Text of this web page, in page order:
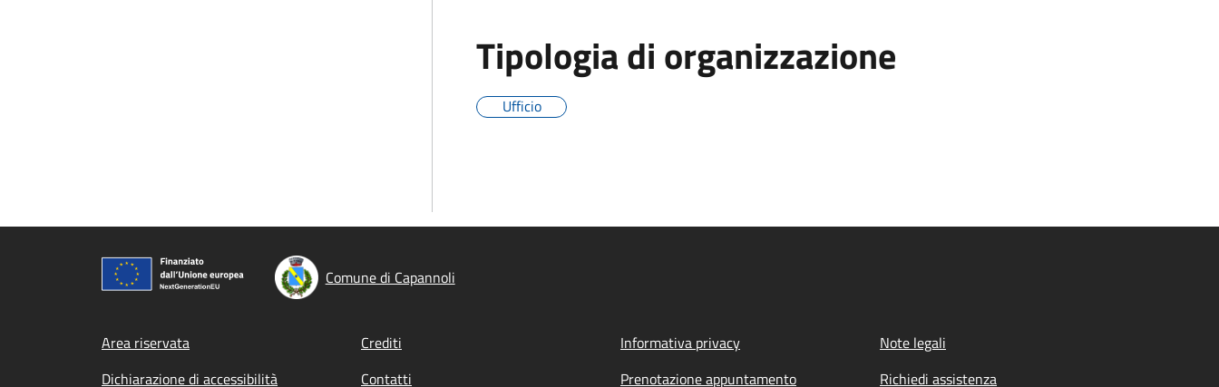
Tipologia di organizzazione
Ufficio
Comune di Capannoli
Footer menu
Area riservata Crediti Informativa privacy
Note legali
Dichiarazione di accessibilità
Contatti Prenotazione appuntamento Richiedi assistenza